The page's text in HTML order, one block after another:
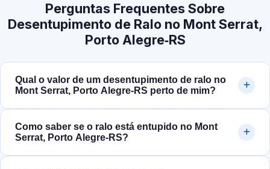
Perguntas Frequentes Sobre
Desentupimento de Ralo no Mont Serrat,
Porto Alegre‑RS
Qual o valor de um desentupimento de ralo no
Mont Serrat, Porto Alegre‑RS perto de mim?
Como saber se o ralo está entupido no Mont
Serrat, Porto Alegre‑RS?